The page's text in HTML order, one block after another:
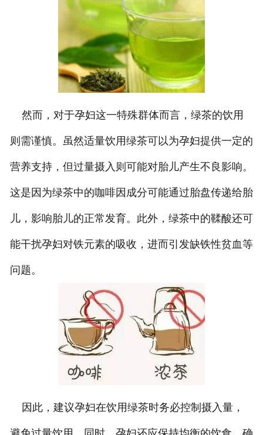
然而，对于孕妇这一特殊群体而言，绿茶的饮用
则需谨慎。虽然适量饮用绿茶可以为孕妇提供一定的
营养支持，但过量摄入则可能对胎儿产生不良影响。
这是因为绿茶中的咖啡因成分可能通过胎盘传递给胎
儿，影响胎儿的正常发育。此外，绿茶中的鞣酸还可
能干扰孕妇对铁元素的吸收，进而引发缺铁性贫血等
问题。
因此，建议孕妇在饮用绿茶时务必控制摄入量，